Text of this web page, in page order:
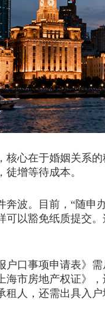
核心在于婚姻关系
增等待成本。
。目前，“随申
以豁免纸质提交
事项申请表》需
市房地产权证》
人，还需出具入